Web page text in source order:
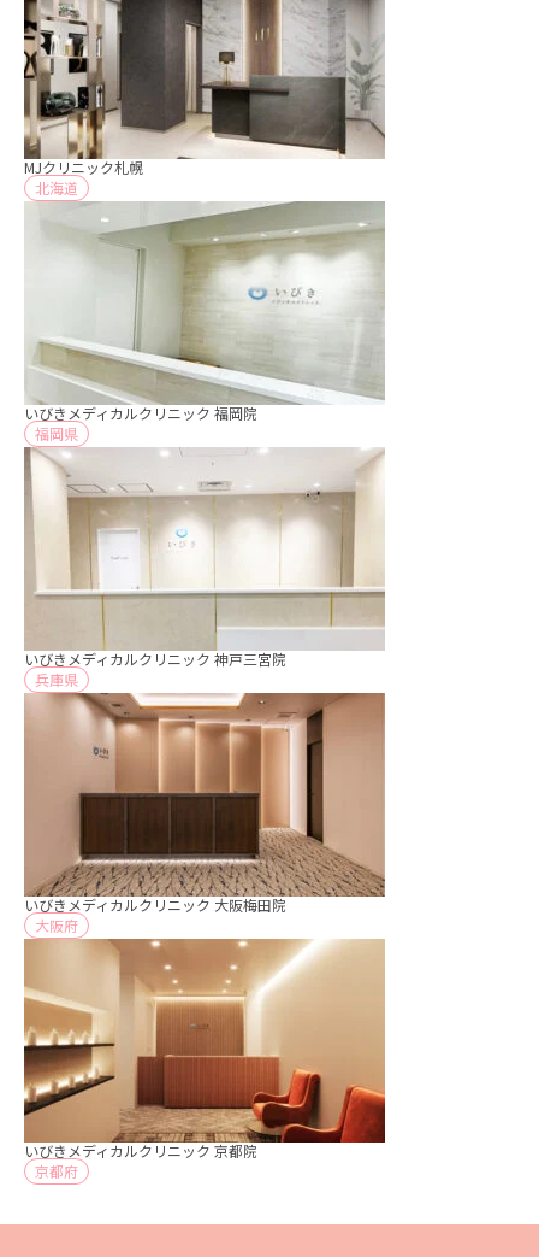
MJクリニック札幌
北海道
いびきメディカルクリニック 福岡院
福岡県
いびきメディカルクリニック 神戸三宮院
兵庫県
いびきメディカルクリニック 大阪梅田院
大阪府
いびきメディカルクリニック 京都院
京都府